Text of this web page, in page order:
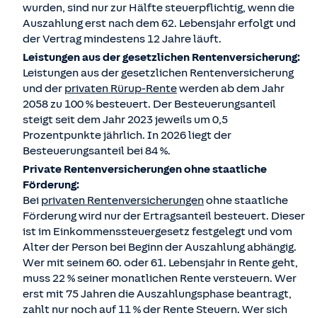
wurden, sind nur zur Hälfte steuerpflichtig, wenn die
Auszahlung erst nach dem 62. Lebensjahr erfolgt und
der Vertrag mindestens 12 Jahre läuft.
Leistungen aus der gesetzlichen Rentenversicherung:
Leistungen aus der gesetzlichen Rentenversicherung
und der privaten Rürup-Rentewerden ab dem Jahr
2058 zu 100 % besteuert. Der Besteuerungsanteil
steigt seit dem Jahr 2023 jeweils um 0,5
Prozentpunkte jährlich. In 2026 liegt der
Besteuerungsanteil bei 84 %.
Private Rentenversicherungen ohne staatliche
Förderung:
Bei privaten Rentenversicherungenohne staatliche
Förderung wird nur der Ertragsanteil besteuert. Dieser
ist im Einkommenssteuergesetz festgelegt und vom
Alter der Person bei Beginn der Auszahlung abhängig.
Wer mit seinem 60. oder 61. Lebensjahr in Rente geht,
muss 22 % seiner monatlichen Rente versteuern. Wer
erst mit 75 Jahren die Auszahlungsphase beantragt,
zahlt nur noch auf 11 % der Rente Steuern. Wer sich